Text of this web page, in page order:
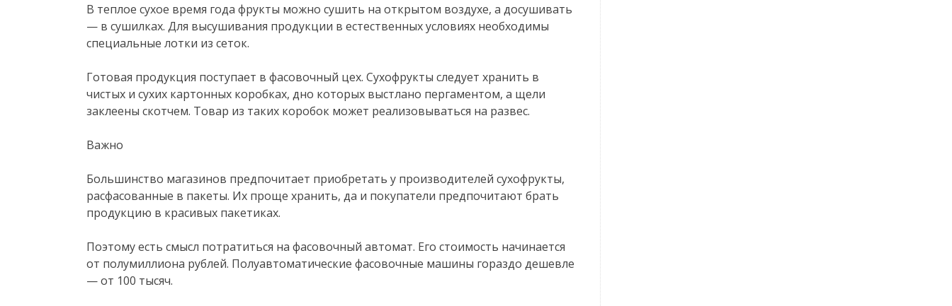
В теплое сухое время года фрукты можно сушить на открытом воздухе, а досушивать
— в сушилках. Для высушивания продукции в естественных условиях необходимы
специальные лотки из сеток.
Готовая продукция поступает в фасовочный цех. Сухофрукты следует хранить в
чистых и сухих картонных коробках, дно которых выстлано пергаментом, а щели
заклеены скотчем. Товар из таких коробок может реализовываться на развес.
Важно
Большинство магазинов предпочитает приобретать у производителей сухофрукты,
расфасованные в пакеты. Их проще хранить, да и покупатели предпочитают брать
продукцию в красивых пакетиках.
Поэтому есть смысл потратиться на фасовочный автомат. Его стоимость начинается
от полумиллиона рублей. Полуавтоматические фасовочные машины гораздо дешевле
— от 100 тысяч.